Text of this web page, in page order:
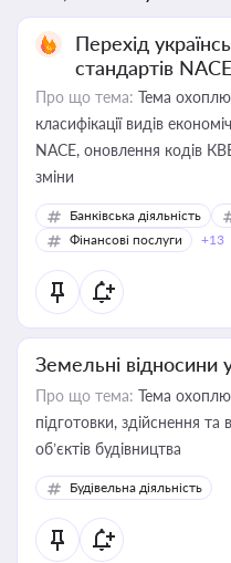
Перехід
стандартів NACE
Про що тема: Тема
класифікації видів
NACE, оновлення кодів
зміни
Банківська діяльність
Фінансові послуги
+13
Земельні відносини
Про що тема: Тема
підготовки, здійснення
об’єктів будівництва
Будівельна діяльність